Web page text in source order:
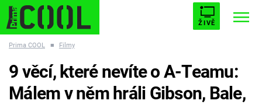
ŽIVĚ
ESCAPE PLNEJ KOTEL AVENGERS 5
Prima COOL ■ Filmy
9 věcí, které nevíte o A-Teamu:
Málem v něm hráli Gibson, Bale,